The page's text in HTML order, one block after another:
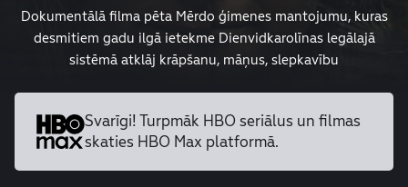
Dokumentālā filma pēta Mērdo ģimenes mantojumu, kuras
desmitiem gadu ilgā ietekme Dienvidkarolīnas legālajā
sistēmā atklāj krāpšanu, māņus, slepkavību
Svarīgi! Turpmāk HBO seriālus un filmas
skaties HBO Max platformā.